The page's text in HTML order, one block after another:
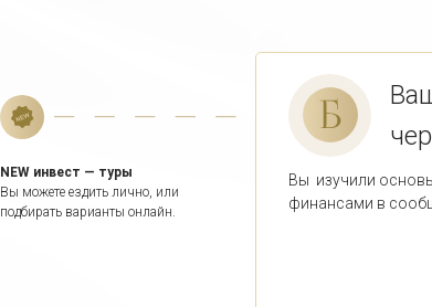
Вы изучили
финансами в
NEW инвест — туры
Вы можете ездить лично, или
подбирать варианты онлайн.